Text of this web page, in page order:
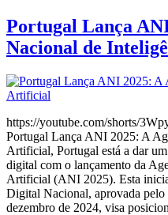
Portugal Lança
Nacional de
https://youtube.com/shorts/
Portugal Lança ANI 2025: A
Artificial, Portugal está a dar
digital com o lançamento da
Artificial (ANI 2025). Esta
Digital Nacional, aprovada
dezembro de 2024, visa